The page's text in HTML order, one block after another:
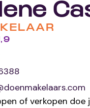
of verkopen